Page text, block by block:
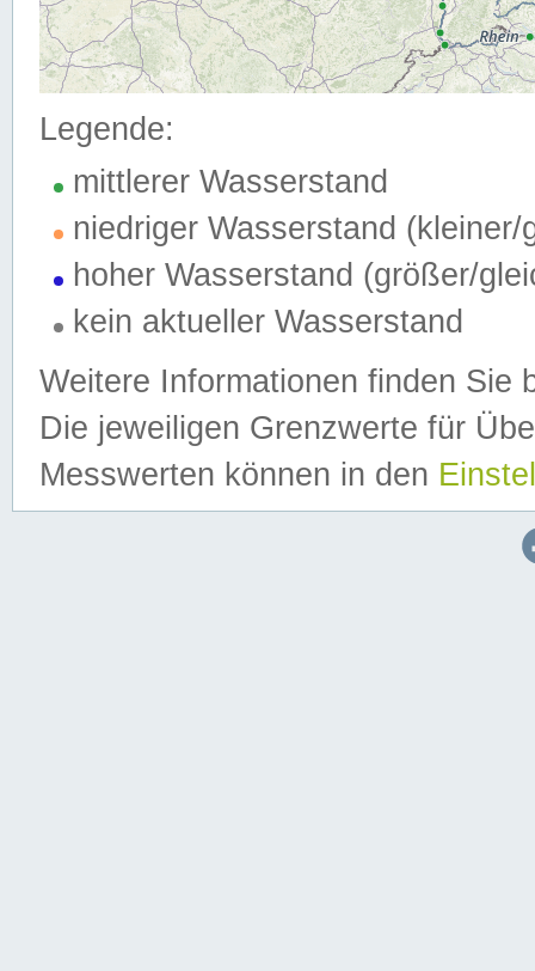
Legende:
mittlerer Wasserstand
niedriger Wasserstand (kleiner/
hoher Wasserstand (größer/
kein aktueller Wasserstand
Weitere Informationen finden Sie
Die jeweiligen Grenzwerte für
Messwerten können in den